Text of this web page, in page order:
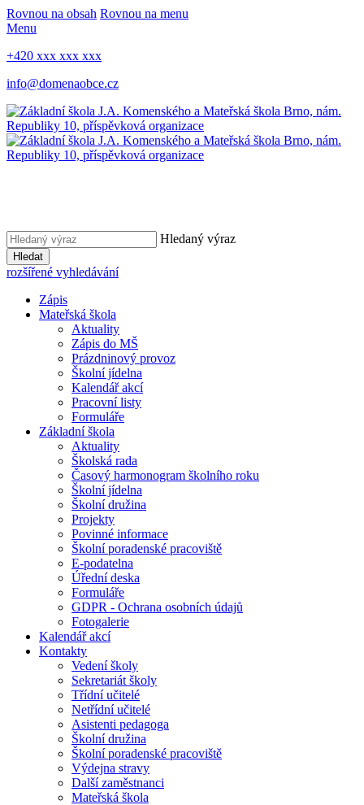
Rovnou na obsah Rovnou na menu
Menu
+420 xxx xxx xxx
info@domenaobce.cz
Hledaný výraz
Hledat
rozšířené vyhledávání
Zápis
Mateřská škola
Aktuality
Zápis do MŠ
Prázdninový provoz
Školní jídelna
Kalendář akcí
Pracovní listy
Formuláře
Základní škola
Aktuality
Školská rada
Časový harmonogram školního roku
Školní jídelna
Školní družina
Projekty
Povinné informace
Školní poradenské pracoviště
E-podatelna
Úřední deska
Formuláře
GDPR - Ochrana osobních údajů
Fotogalerie
Kalendář akcí
Kontakty
Vedení školy
Sekretariát školy
Třídní učitelé
Netřídní učitelé
Asistenti pedagoga
Školní družina
Školní poradenské pracoviště
Výdejna stravy
Další zaměstnanci
Mateřská škola